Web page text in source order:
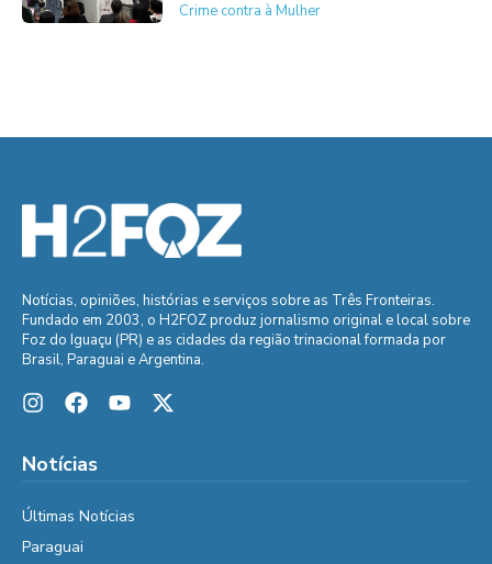
Crime contra à Mulher
Notícias, opiniões, histórias e serviços sobre as Três Fronteiras.
Fundado em 2003, o H2FOZ produz jornalismo original e local sobre
Foz do Iguaçu (PR) e as cidades da região trinacional formada por
Brasil, Paraguai e Argentina.
Notícias
Últimas Notícias
Paraguai